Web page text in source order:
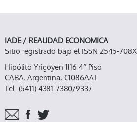
IADE / REALIDAD ECONOMICA
Sitio registrado bajo el ISSN 2545-708X
Hipólito Yrigoyen 1116 4° Piso
CABA, Argentina, C1086AAT
Tel. (5411) 4381-7380/9337